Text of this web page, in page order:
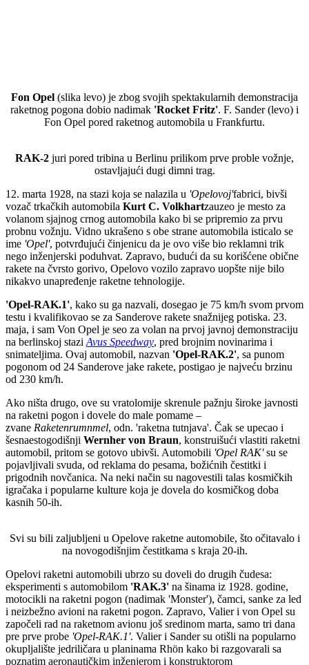
Fon Opel (slika levo) je zbog svojih spektakularnih demonstracija
raketnog pogona dobio nadimak 'Rocket Fritz'. F. Sander (levo) i
Fon Opel pored raketnog automobila u Frankfurtu.
RAK-2 juri pored tribina u Berlinu prilikom prve proble vožnje,
ostavljajući dugi dimni trag.
12. marta 1928, na stazi koja se nalazila u 'Opelovoj'fabrici, bivši
vozač trkačkih automobila Kurt C. Volkhartzauzeo je mesto za
volanom sjajnog crnog automobila kako bi se pripremio za prvu
probnu vožnju. Vidno ukrašeno s obe strane automobila isticalo se
ime 'Opel', potvrđujući činjenicu da je ovo više bio reklamni trik
nego inženjerski poduhvat. Zapravo, budući da su korišćene obične
rakete na čvrsto gorivo, Opelovo vozilo zapravo uopšte nije bilo
nikakvo unapređenje raketne tehnologije.
'Opel-RAK.1', kako su ga nazvali, dosegao je 75 km/h svom prvom
testu i kvalifikovao se za Sanderove rakete snažnijeg potiska. 23.
maja, i sam Von Opel je seo za volan na prvoj javnoj demonstraciju
na berlinskoj stazi Avus Speedway, pred brojnim novinarima i
snimateljima. Ovaj automobil, nazvan 'Opel-RAK.2', sa punom
pogonom od 24 Sanderove jake rakete, postigao je najveću brzinu
od 230 km/h.
Ako ništa drugo, ove su vratolomije skrenule pažnju široke javnosti
na raketni pogon i dovele do male pomame –
zvane Raketenrumnmel, odn. 'raketna tutnjava'. Čak se upecao i
šesnaestogodišnji Wernher von Braun, konstruišući vlastiti raketni
automobil, pritom se gotovo ubivši. Automobili 'Opel RAK'su se
pojavljivali svuda, od reklama do pesama, božićnih čestitki i
prigodnih novčanica. Na neki način su nagovestili talas kosmičkih
igračaka i popularne kulture koja je dovela do kosmičkog doba
kasnih 50-ih.
Svi su bili zaljubljeni u Opelove raketne automobile, što očitavalo i
na novogodišnjim čestitkama s kraja 20-ih.
Opelovi raketni automobili ubrzo su doveli do drugih čudesa:
eksperimenti s automobilom 'RAK.3' na šinama iz 1928. godine,
motocikli na raketni pogon (nadimak 'Monster'), čamci, sanke za led
i neizbežno avioni na raketni pogon. Zapravo, Valier i von Opel su
započeli rad na raketnom avionu još sredinom marta, samo tri dana
pre prve probe 'Opel-RAK.1'. Valier i Sander su otišli na popularno
okupljalište jedriličara u planinama Rhön kako bi razgovarali sa
poznatim aeronautičkim inženjerom i konstruktorom